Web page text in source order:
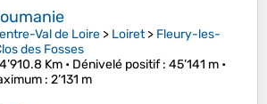
Val de Loire > Loiret> Fleury-les-
des Fosses
Km • Dénivelé positif: 45’141 m •
: 2’131 m